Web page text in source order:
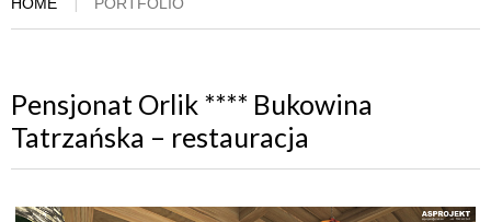
Pensjonat Orlik **** Bukowina
Tatrzańska – restauracja